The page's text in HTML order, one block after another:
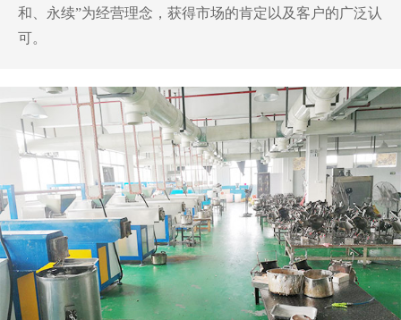
和、永续”为经营理念，获得市场的肯定以及客户的广泛认
可。